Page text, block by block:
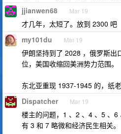
jjianwen68 Mar 19
才几年，太短了。放到 2300 吧
my101du Mar 19
伊朗坚持到了 2028 ，俄罗斯出
位，美国收缩回美洲势力范围。
东北亚重现 1937-1945 的，纸
Dispatcher Mar 19
楼主的问题，1 、2 、4 、5 、
有 3 和 7 略微和经济民生相关。